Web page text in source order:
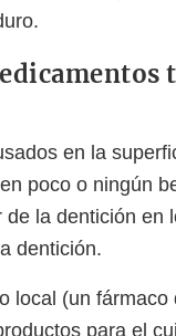
en la
poco o ningún
la dentición
dentición.
local (un
para el